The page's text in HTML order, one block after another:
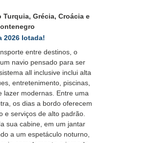
Turquia, Grécia, Croácia e
2026 lotada!
entre destinos, o
navio pensado para ser
all inclusive inclui alta
entretenimento, piscinas,
lazer modernas. Entre uma
os dias a bordo oferecem
e serviços de alto padrão.
sua cabine, em um jantar
a um espetáculo noturno,